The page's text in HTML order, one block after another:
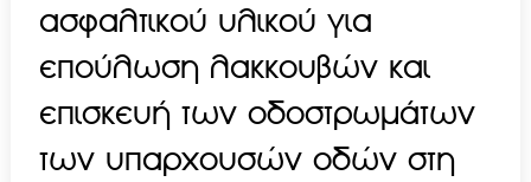
ασφαλτικού υλικού για
επούλωση λακκουβών και
επισκευή των οδοστρωμάτων
των υπαρχουσών οδών στη